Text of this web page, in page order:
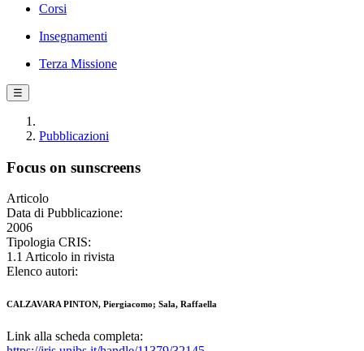
Corsi
Insegnamenti
Terza Missione
☰
Pubblicazioni
Focus on sunscreens
Articolo
Data di Pubblicazione:
2006
Tipologia CRIS:
1.1 Articolo in rivista
Elenco autori:
CALZAVARA PINTON, Piergiacomo; Sala, Raffaella
Link alla scheda completa: